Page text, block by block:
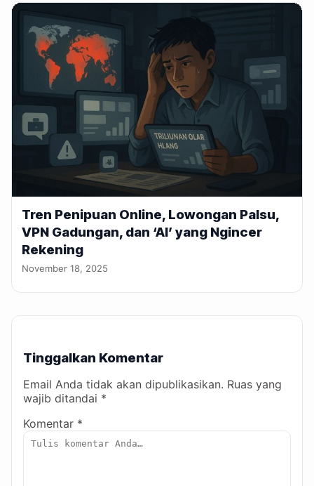
Tren Penipuan Online, Lowongan Palsu,
VPN Gadungan, dan ‘AI’ yang Ngincer
Rekening
November 18, 2025
Tinggalkan Komentar
Email Anda tidak akan dipublikasikan. Ruas yang
wajib ditandai *
Komentar *